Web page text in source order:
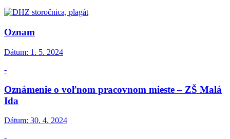
Oznam
Dátum: 1. 5. 2024
-
Oznámenie o voľnom pracovnom mieste – ZŠ Malá
Ida
Dátum: 30. 4. 2024